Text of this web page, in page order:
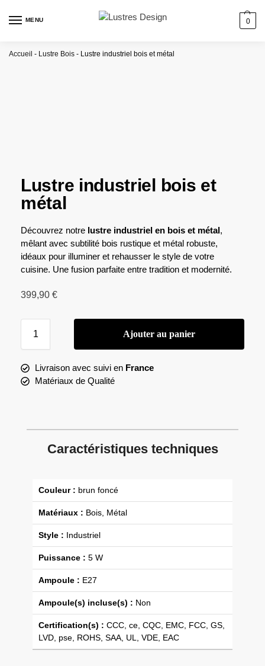
MENU 0
Accueil - Lustre Bois - Lustre industriel bois et métal
Lustre industriel bois et
métal
Découvrez notre lustre industriel en bois et métal,
mêlant avec subtilité bois rustique et métal robuste,
idéaux pour illuminer et rehausser le style de votre
cuisine. Une fusion parfaite entre tradition et modernité.
399,90 €
Ajouter au panier
Livraison avec suivi en France
Matériaux de Qualité
Caractéristiques techniques
Couleur : brun foncé
Matériaux : Bois, Métal
Style : Industriel
Puissance : 5 W
Ampoule : E27
Ampoule(s) incluse(s) : Non
Certification(s) : CCC, ce, CQC, EMC, FCC, GS,
LVD, pse, ROHS, SAA, UL, VDE, EAC